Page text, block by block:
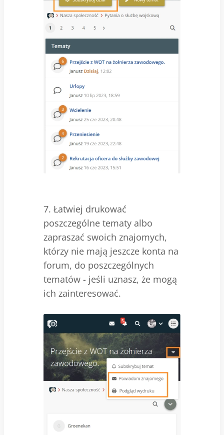
7. Łatwiej drukować
poszczególne tematy albo
zapraszać swoich znajomych,
którzy nie mają jeszcze konta na
forum, do poszczególnych
tematów - jeśli uznasz, że mogą
ich zainteresować.